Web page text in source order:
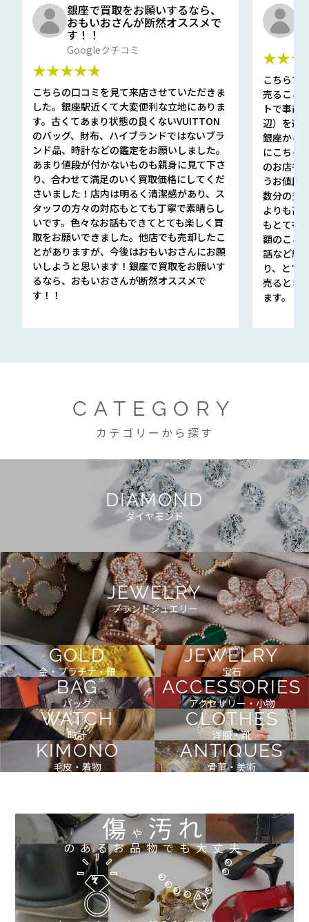
銀座で買取をお願いするなら、
おもいおさんが断然オススメで
す！！
Googleクチコミ
★★★★★
こちらの口コミを見て来店させていただきま
した。銀座駅近くて大変便利な立地にありま
す。古くてあまり状態の良くないVUITTON
のバッグ、財布、ハイブランドではないブラ
ンド品、時計などの鑑定をお願いしました。
あまり値段が付かないものも親身に見て下さ
り、合わせて満足のいく買取価格にしてくだ
さいました！店内は明るく清潔感があり、ス
タッフの方々の対応もとても丁寧で素晴らし
いです。色々なお話もできてとても楽しく買
取をお願いできました。他店でも売却したこ
とがありますが、今後はおもいおさんにお願
いしようと思います！銀座で買取をお願いす
るなら、おもいおさんが断然オススメで
す！！
こちらで
売ること
トで事前
辺）を選
銀座から
にこちら
のお店も
うお値段
数分の査
よりも高
もとても
額のこと
話など細
り、とて
売るとき
ます。
CATEGORY
カテゴリーから探す
DIAMOND
ダイヤモンド
JEWELRY
ブランドジュエリー
GOLD
金・プラチナ・銀
JEWELRY
宝石
BAG
バッグ
ACCESSORIES
アクセサリー・小物
WATCH
時計
CLOTHES
洋服・靴
KIMONO
毛皮・着物
ANTIQUES
骨董・美術
傷や 汚れ
のあるお品物でも大丈夫